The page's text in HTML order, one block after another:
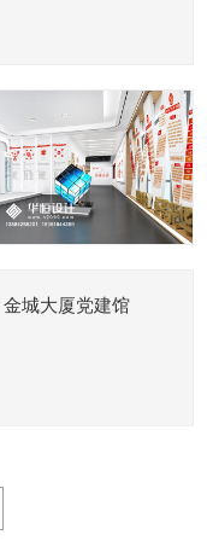
金城大厦党建馆